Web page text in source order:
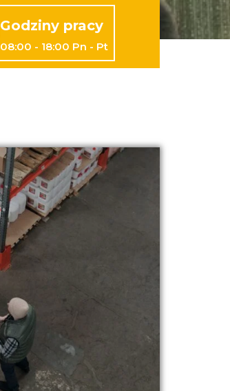
Godziny pracy
08:00 - 18:00 Pn - Pt